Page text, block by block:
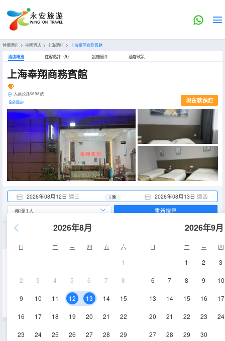
特價酒店 > 中國酒店 > 上海酒店 > 上海奉翔商務賓館
酒店概览 住客點評（9） 設施簡介 酒店政策
上海奉翔商務賓館
大葉公路6698號
全部設施> 現在就預訂
2026年08月12日 週三 2026年08月13日 週四
1 晚
2026年8月
日 一 二 三 四 五
六
1
2 3 4 5 6 7 8
9 10 11 12 13 14 15
16 17 18 19 20 21 22
23 24 25 26 27 28 29
2026年9月
日 一 二 三
四
1
2 3
6 7 8 9 10
13 14 15 16 17
20 21 22 23 24
27 28 29 30
重新搜尋
家庭房